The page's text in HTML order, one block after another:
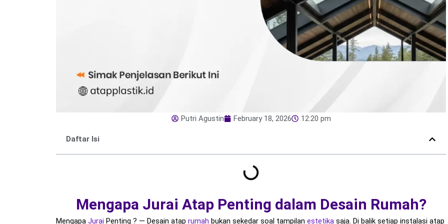
Putri Agustin February 18, 2026 12:20 pm
Daftar Isi
Mengapa Jurai Atap Penting dalam Desain Rumah?
Mengapa Jurai Penting ? — Desain atap rumah bukan sekedar soal tampilan estetika saja. Di balik setiap instalasi atap